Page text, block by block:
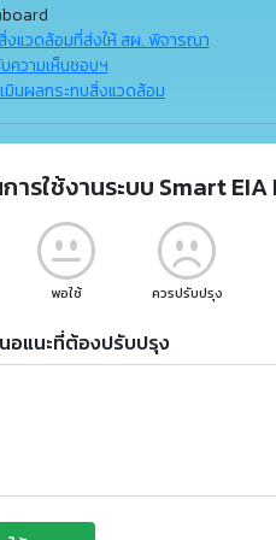
งแวดล้อมที่ส่งให้ สผ. พิจารณา
ความเห็นชอบฯ
มินผลกระทบสิ่งแวดล้อม
รใช้งานระบบ Smart EIA
พอใช้ ควรปรับปรุง
อแนะที่ต้องปรับปรุง